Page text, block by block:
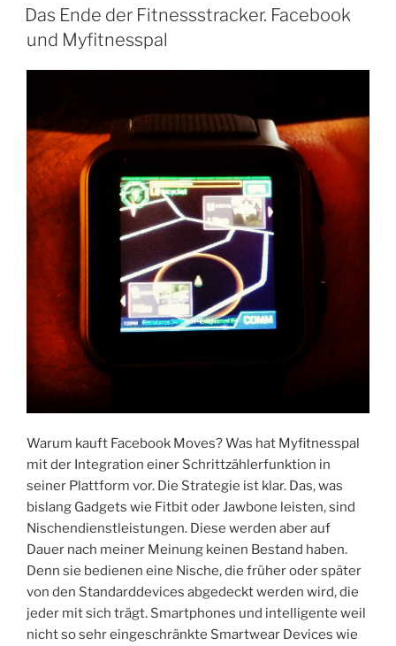
AM
Das Ende der Fitnessstracker. Facebook
und Myfitnesspal
Warum kauft Facebook Moves? Was hat Myfitnesspal
mit der Integration einer Schrittzählerfunktion in
seiner Plattform vor. Die Strategie ist klar. Das, was
bislang Gadgets wie Fitbit oder Jawbone leisten, sind
Nischendienstleistungen. Diese werden aber auf
Dauer nach meiner Meinung keinen Bestand haben.
Denn sie bedienen eine Nische, die früher oder später
von den Standarddevices abgedeckt werden wird, die
jeder mit sich trägt. Smartphones und intelligente weil
nicht so sehr eingeschränkte Smartwear Devices wie